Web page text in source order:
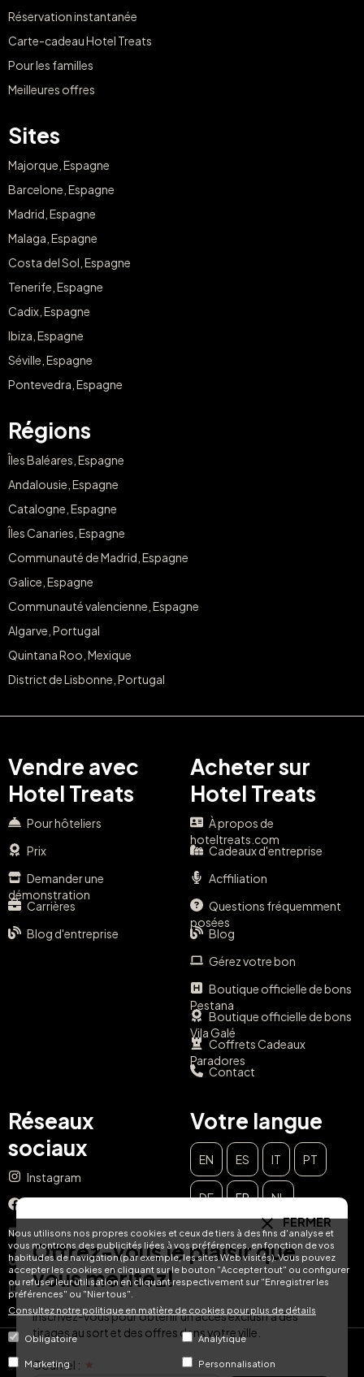
Nous utilisons nos propres cookies et ceux de tiers à des fins d'analyse et
vous montrons des publicités liées à vos préférences, en fonction de vos
habitudes de navigation (par exemple, les sites Web visités). Vous pouvez
accepter les cookies en cliquant sur le bouton "Accepter tout" ou configurer
ou refuser leur utilisation en cliquant respectivement sur "Enregistrer les
préférences" ou "Nier tous".
Consultez notre politique en matière de cookies pour plus de détails
Obligatoire Analytique
Marketing Personnalisation
Réservation instantanée
Carte-cadeau Hotel Treats
Pour les familles
Meilleures offres
Sites
Majorque, Espagne
Barcelone, Espagne
Madrid, Espagne
Malaga, Espagne
Costa del Sol, Espagne
Tenerife, Espagne
Cadix, Espagne
Ibiza, Espagne
Séville, Espagne
Pontevedra, Espagne
Régions
Îles Baléares, Espagne
Andalousie, Espagne
Catalogne, Espagne
Îles Canaries, Espagne
Communauté de Madrid, Espagne
Galice, Espagne
Communauté valencienne, Espagne
Algarve, Portugal
Quintana Roo, Mexique
District de Lisbonne, Portugal
Vendre avec
Hotel Treats
Pour hôteliers
Prix
Demander une
démonstration
Carrières
Blog d'entreprise
Acheter sur
Hotel Treats
À propos de
hoteltreats.com
Cadeaux d'entreprise
Acffiliation
Questions fréquemment
posées
Blog
Gérez votre bon
Boutique officielle de bons
Pestana
Boutique officielle de bons
Vila Galé
Coffrets Cadeaux
Paradores
Contact
Réseaux
sociaux
Instagram
YouTube
TikTok
LinkedIn
Votre langue
EN ES IT PT
DE FR NL
© Hotel Treats 2026
FERMER
Offrez-vous le plaisir que
vous méritez!
Inscrivez-vous pour obtenir un accès exclusif à des
tirages au sort et des offres dans votre ville.
Courriel :